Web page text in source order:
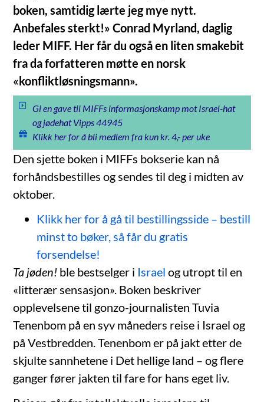
boken, samtidig lærte jeg mye nytt.
Anbefales sterkt!» Conrad Myrland, daglig
leder MIFF. Her får du også en liten smakebit
fra da forfatteren møtte en norsk
«konfliktløsningsmann».
Gi en gave til MIFFs informasjonskamp mot Israel-hat
og jødehat Vipps 44945
Klikk her for å bli medlem fra kun kr. 4,- per uke
Den sjette boken i MIFFs bokserie kan nå
forhåndsbestilles og sendes til deg i midten av
oktober.
Klikk her for å gå til bestillingsside – bestill
minst to bøker, så får du gratis
forsendelse!
Ta jøden! ble bestselger i Israel og utropt til en
«litterær sensasjon». Boken beskriver
opplevelsene til gonzo-journalisten Tuvia
Tenenbom på en syv måneders reise i Israel og
på Vestbredden. Tenenbom er på jakt etter de
skjulte sannhetene i Det hellige land – og flere
ganger fører jakten til fare for hans eget liv.